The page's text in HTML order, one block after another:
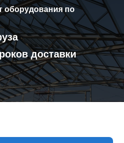
оборудования по
доставки